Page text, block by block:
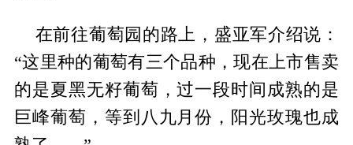
在前往葡萄园的路上，盛亚军介绍说：
“这里种的葡萄有三个品种，现在上市售卖
的是夏黑无籽葡萄，过一段时间成熟的是
巨峰葡萄，等到八九月份，阳光玫瑰也成